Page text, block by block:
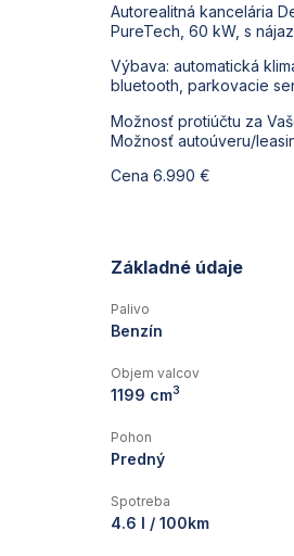
Autorealitná kancelária
PureTech, 60 kW, s
Výbava: automatická
bluetooth, parkovacie
Možnosť protiúčtu za
Možnosť autoúveru/
Cena 6.990 €
Základné údaje
Palivo
Benzín
Objem valcov
1199 cm3
Pohon
Predný
Spotreba
4.6 l / 100km